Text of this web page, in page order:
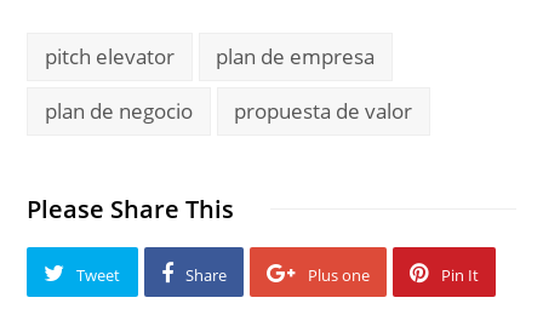
pitch elevator
plan de empresa
plan de negocio
propuesta de valor
Please Share This
Tweet Share Plus one Pin It